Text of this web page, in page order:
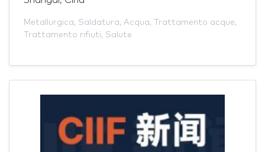
Metallurgica, Saldatura, Acqua, Trattamento acque,
Trattamento rifiuti, Salute